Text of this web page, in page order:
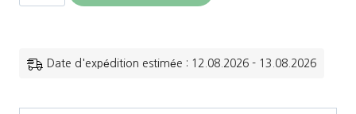
EquitationDate d'expédition estimée : 12.08.2026 - 13.08.2026